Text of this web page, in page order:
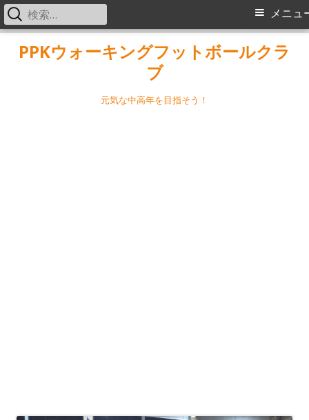
PPKウォーキングフットボールクラ
ブ
元気な中高年を目指そう！
メ
メニュ
検
索: